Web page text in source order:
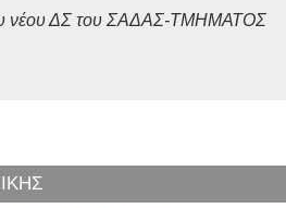
νέου ΔΣ του ΣΑΔΑΣ-ΤΜΗΜΑΤΟΣ